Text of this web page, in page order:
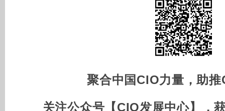
聚合中国CIO力量，助
关注公众号【CIO发展中心】，